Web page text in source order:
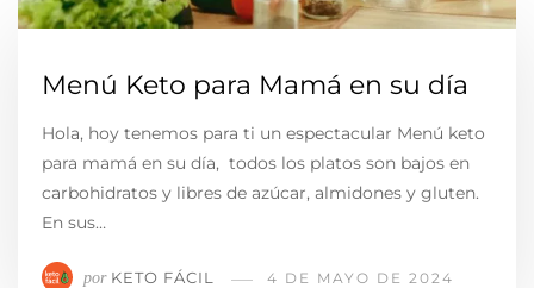
Menú Keto para Mamá en su día
Hola, hoy tenemos para ti un espectacular Menú keto
para mamá en su día, todos los platos son bajos en
carbohidratos y libres de azúcar, almidones y gluten.
En sus…
por KETO FÁCIL 4 DE MAYO DE 2024